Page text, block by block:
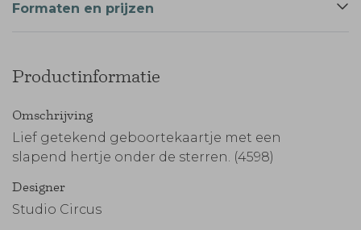
Formaten en prijzen
Productinformatie
Omschrijving
Lief getekend geboortekaartje met een
slapend hertje onder de sterren. (4598)
Designer
Studio Circus